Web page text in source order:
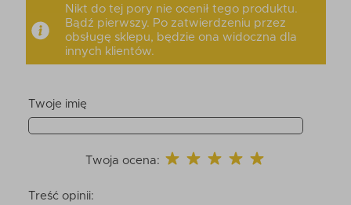
Nikt do tej pory nie ocenił tego produktu.
Bądź pierwszy. Po zatwierdzeniu przez
obsługę sklepu, będzie ona widoczna dla
innych klientów.
Twoje imię
Twoja ocena:
Treść opinii: